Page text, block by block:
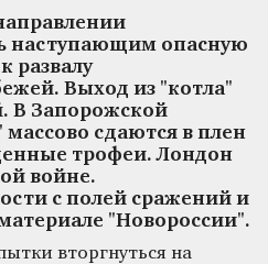
наступающим опасную
развалу
Выход из "котла"
В Запорожской
сдаются в плен
трофеи. Лондон
войне.
с полей сражений и
"Новороссии".
вторгнуться на